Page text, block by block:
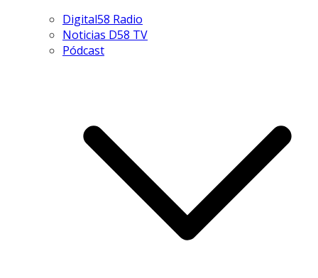
Digital58 Radio
Noticias D58 TV
Pódcast